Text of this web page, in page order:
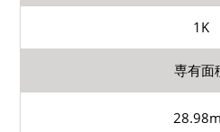
1K
専有面